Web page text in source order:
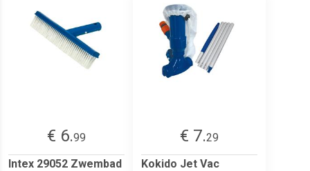
€ 6.99
Intex 29052 Zwembad
€ 7.29
Kokido Jet Vac